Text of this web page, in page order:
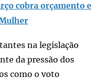
cobra orçamento e
na legislação
da pressão dos
como o voto